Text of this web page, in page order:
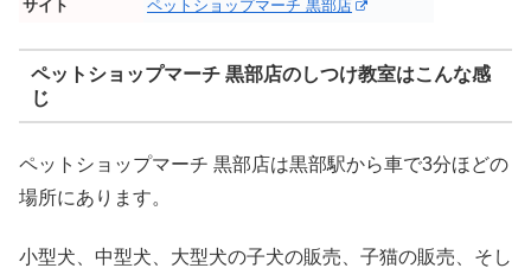
サイト
ペットショップマーチ 黒部店
ペットショップマーチ 黒部店のしつけ教室はこんな感
じ
ペットショップマーチ 黒部店は黒部駅から車で3分ほどの
場所にあります。
小型犬、中型犬、大型犬の子犬の販売、子猫の販売、そし